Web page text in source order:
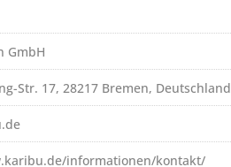
GmbH
Str. 17, 28217 Bremen, Deutschland
informationen/kontakt/